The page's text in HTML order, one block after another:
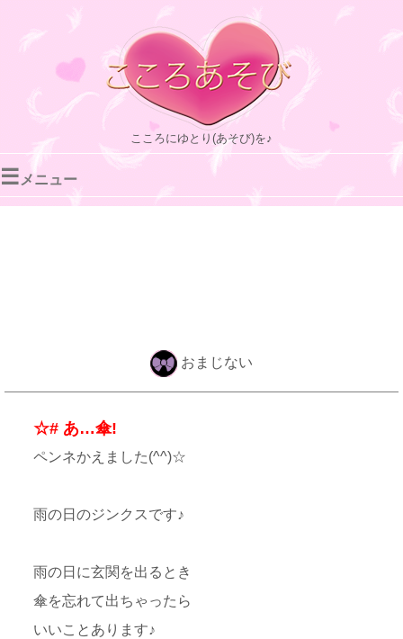
こころにゆとり(あそび)を♪
☰ メニュー
おまじない
☆# あ…傘!
ペンネかえました(^^)☆
雨の日のジンクスです♪
雨の日に玄関を出るとき
傘を忘れて出ちゃったら
いいことあります♪